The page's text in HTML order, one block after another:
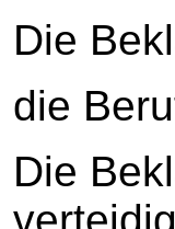
Die
die
Die